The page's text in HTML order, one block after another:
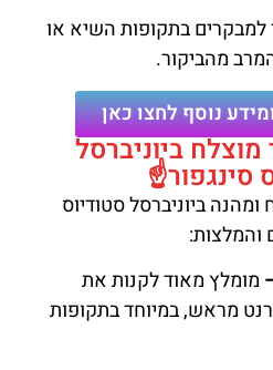
למבקרים בתקופות השיא או
מהביקור.
נוסף לחצו כאן
ביוניברסל
סינגפור☝️
ביוניברסל סטודיוס
והמלצות:
מומלץ מאוד לקנות את
מראש, במיוחד בתקופות